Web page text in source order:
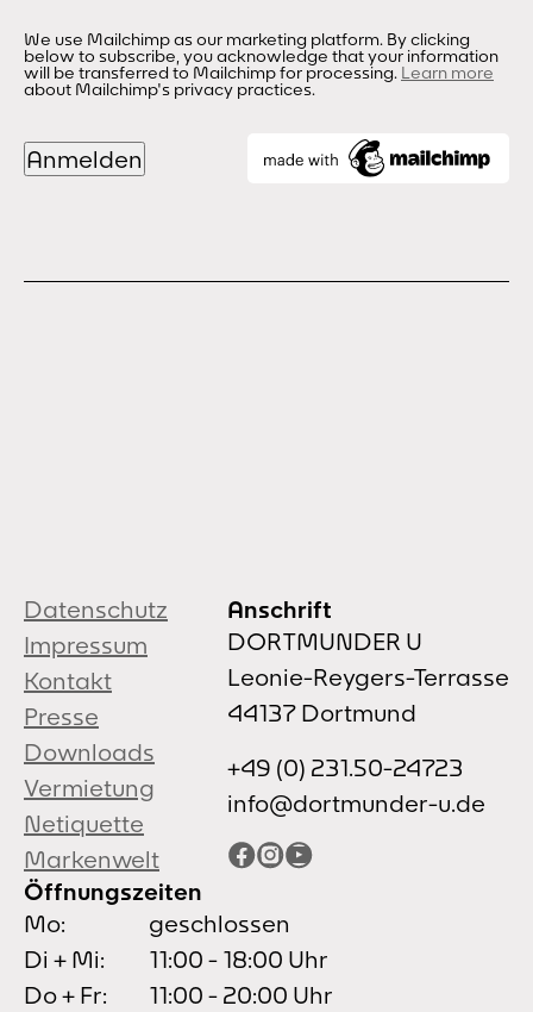
We use Mailchimp as our marketing platform. By clicking
below to subscribe, you acknowledge that your information
will be transferred to Mailchimp for processing. Learn more
about Mailchimp's privacy practices.
Datenschutz
Impressum
Kontakt
Presse
Downloads
Vermietung
Netiquette
Markenwelt
Anschrift
DORTMUNDER U
Leonie-Reygers-Terrasse
44137 Dortmund
+49 (0) 231.50-24723
info@dortmunder-u.de
Facebook
Instagram
YouTube
Öffnungszeiten
Mo:
geschlossen
Di + Mi:
11:00 - 18:00 Uhr
Do + Fr:
11:00 - 20:00 Uhr